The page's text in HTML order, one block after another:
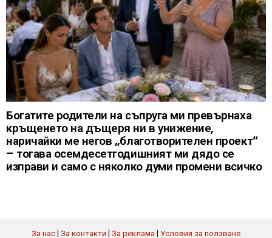
Богатите родители на съпруга ми превърнаха
кръщенето на дъщеря ни в унижение,
наричайки ме негов „благотворителен проект“
– тогава осемдесетгодишният ми дядо се
изправи и само с няколко думи промени всичко
За нас| За контакти | За реклама| Условия за ползване